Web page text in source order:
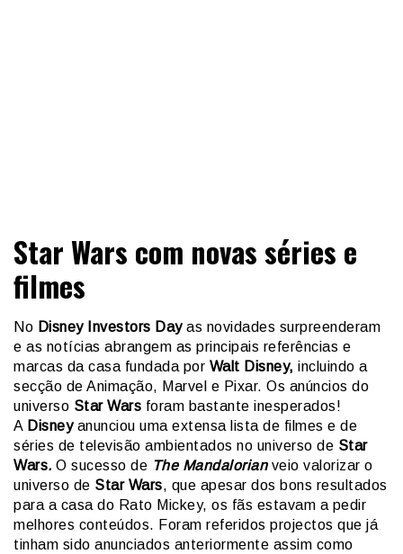
Central Comics
Star Wars com novas séries e
filmes
No Disney Investors Dayas novidades surpreenderam
e as notícias abrangem as principais referências e
marcas da casa fundada por Walt Disney, incluindo a
secção de Animação, Marvel e Pixar. Os anúncios do
universo Star Wars foram bastante inesperados!
A Disneyanunciou uma extensa lista de filmes e de
séries de televisão ambientados no universo de Star
Wars. O sucesso de The Mandalorianveio valorizar o
universo de Star Wars, que apesar dos bons resultados
para a casa do Rato Mickey, os fãs estavam a pedir
melhores conteúdos. Foram referidos projectos que já
tinham sido anunciados anteriormente assim como